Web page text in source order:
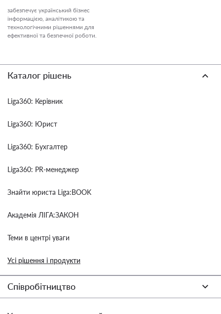
забезпечує український бізнес
інформацією, аналітикою та
технологічними рішеннями для
ефективної та безпечної роботи.
Каталог рішень
Liga360: Керівник
Liga360: Юрист
Liga360: Бухгалтер
Liga360: PR-менеджер
Знайти юриста Liga:BOOK
Академія ЛІГА:ЗАКОН
Теми в центрі уваги
Усі рішення і продукти
Співробітництво